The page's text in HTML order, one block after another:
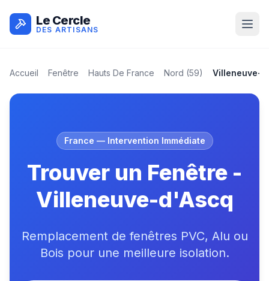
Le Cercle
DES ARTISANS
Accueil Fenêtre Hauts De France Nord (59) Villeneuve-
France — Intervention Immédiate
Trouver un Fenêtre -
Villeneuve-d'Ascq
Remplacement de fenêtres PVC, Alu ou
Bois pour une meilleure isolation.